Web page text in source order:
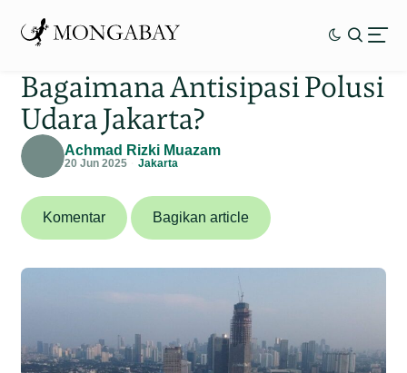
Bagaimana Antisipasi Polusi
Udara Jakarta?
Achmad Rizki Muazam
20 Jun 2025 Jakarta
Komentar Bagikan article